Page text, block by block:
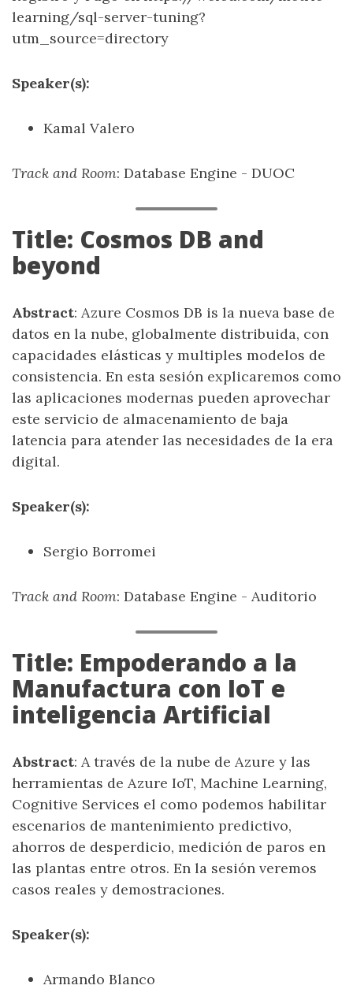
learning/sql-server-tuning?
utm_source=directory
Speaker(s):
Kamal Valero
Track and Room: Database Engine - DUOC
Title: Cosmos DB and
beyond
Abstract: Azure Cosmos DB is la nueva base de
datos en la nube, globalmente distribuida, con
capacidades elásticas y multiples modelos de
consistencia. En esta sesión explicaremos como
las aplicaciones modernas pueden aprovechar
este servicio de almacenamiento de baja
latencia para atender las necesidades de la era
digital.
Speaker(s):
Sergio Borromei
Track and Room: Database Engine - Auditorio
Title: Empoderando a la
Manufactura con IoT e
inteligencia Artificial
Abstract: A través de la nube de Azure y las
herramientas de Azure IoT, Machine Learning,
Cognitive Services el como podemos habilitar
escenarios de mantenimiento predictivo,
ahorros de desperdicio, medición de paros en
las plantas entre otros. En la sesión veremos
casos reales y demostraciones.
Speaker(s):
Armando Blanco